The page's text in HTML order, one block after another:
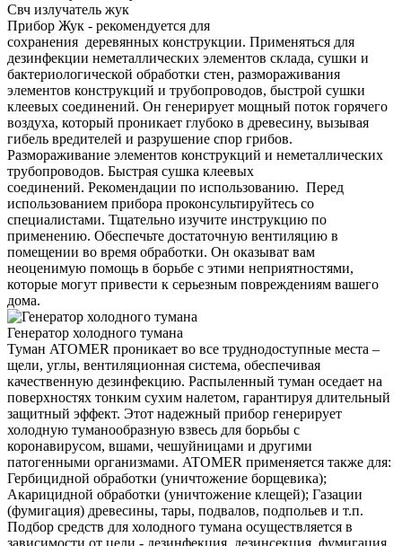
Свч излучатель жук
Прибор Жук - рекомендуется для
сохранения деревянных конструкции. Применяться для
дезинфекции неметаллических элементов склада, сушки и
бактериологической обработки стен, размораживания
элементов конструкций и трубопроводов, быстрой сушки
клеевых соединений. Он генерирует мощный поток горячего
воздуха, который проникает глубоко в древесину, вызывая
гибель вредителей и разрушение спор грибов.
Размораживание элементов конструкций и неметаллических
трубопроводов. Быстрая сушка клеевых
соединений. Рекомендации по использованию. Перед
использованием прибора проконсультируйтесь со
специалистами. Тщательно изучите инструкцию по
применению. Обеспечьте достаточную вентиляцию в
помещении во время обработки. Он оказыват вам
неоценимую помощь в борьбе с этими неприятностями,
которые могут привести к серьезным повреждениям вашего
дома.
Генератор холодного тумана
Туман ATOMER проникает во все труднодоступные места –
щели, углы, вентиляционная система, обеспечивая
качественную дезинфекцию. Распыленный туман оседает на
поверхностях тонким сухим налетом, гарантируя длительный
защитный эффект. Этот надежный прибор генерирует
холодную туманообразную взвесь для борьбы с
коронавирусом, вшами, чешуйницами и другими
патогенными организмами. ATOMER применяется также для:
Гербицидной обработки (уничтожение борщевика);
Акарицидной обработки (уничтожение клещей); Газации
(фумигация) древесины, тары, подвалов, подпольев и т.п.
Подбор средств для холодного тумана осуществляется в
зависимости от цели - дезинфекция, дезинсекция, фумигация